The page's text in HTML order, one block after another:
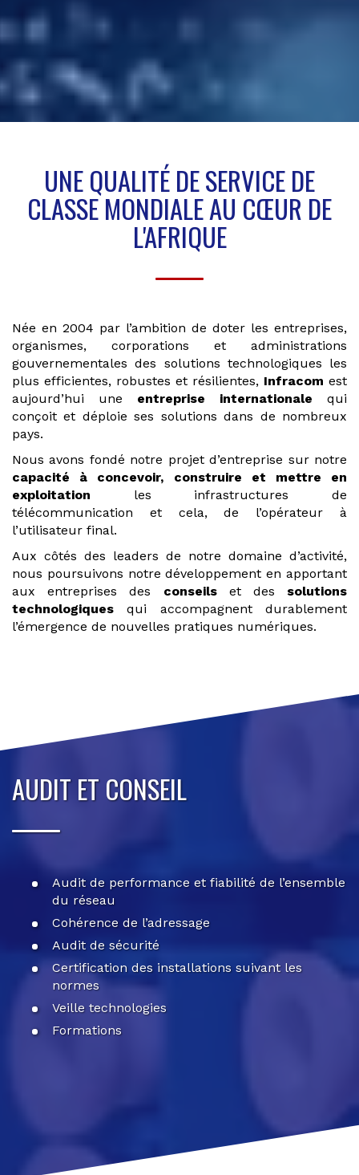
UNE QUALITÉ DE SERVICE DE
CLASSE MONDIALEAU CŒUR DE
L'AFRIQUE
Née en 2004 par l’ambition de doter les entreprises,
organismes, corporations et administrations
gouvernementales des solutions technologiques les
plus efficientes, robustes et résilientes, Infracom est
aujourd’hui une entreprise internationale qui
conçoit et déploie ses solutions dans de nombreux
pays.
Nous avons fondé notre projet d’entreprise sur notre
capacité à concevoir, construire et mettre en
exploitation les infrastructures de
télécommunication et cela, de l’opérateur à
l’utilisateur final.
Aux côtés des leaders de notre domaine d’activité,
nous poursuivons notre développement en apportant
aux entreprises des conseils et des solutions
technologiquesqui accompagnent durablement
l’émergence de nouvelles pratiques numériques.
AUDIT ET CONSEIL
Audit de performance et fiabilité de l’ensemble
du réseau
Cohérence de l’adressage
Audit de sécurité
Certification des installations suivant les
normes
Veille technologies
Formations